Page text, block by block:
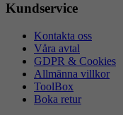
Kundservice
Kontakta oss
Våra avtal
GDPR & Cookies
Allmänna villkor
ToolBox
Boka retur